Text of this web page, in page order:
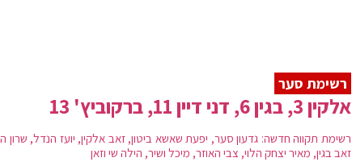
רשימת סער
אלקין 3, בגין 6, דני דיין 11, ברקוביץ' 13
רשימת תקווה חדשה: גדעון סער, יפעת שאשא ביטון, זאב אלקין, יועז הנדל, שרון
זאב בגין, מאיר יצחק הלוי, צבי האוזר, מיכל ושיר, הילה שי וזאן